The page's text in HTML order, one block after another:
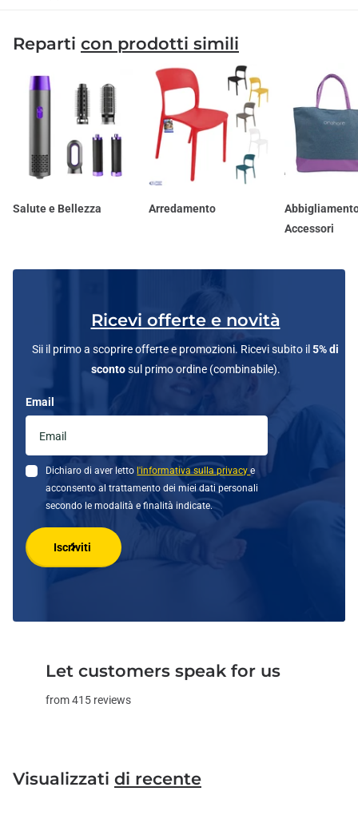
Reparti con prodotti simili
Salute e Bellezza Arredamento
Accessori
Ricevi offerte e novità
Sii il primo a scoprire offerte e promozioni. Ricevi subito il 5% di
scontosul primo ordine (combinabile).
Email
Dichiaro di aver letto l'informativa sulla privacye
acconsento al trattamento dei miei dati personali
secondo le modalità e finalità indicate.
Iscriviti
Let customers speak for us
from 415 reviews
Visualizzati di recente